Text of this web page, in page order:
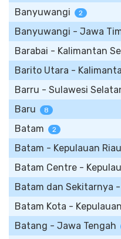
Banyuwangi 2
Banyuwangi - Jawa
Barabai - Kalimantan
Barito Utara -
Barru - Sulawesi
Baru 8
Batam 2
Batam - Kepulauan Riau
Batam Centre -
Batam dan Sekitarnya
Batam Kota -
Batang - Jawa Tengah